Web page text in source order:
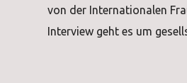
von der Internationalen
Interview geht es um